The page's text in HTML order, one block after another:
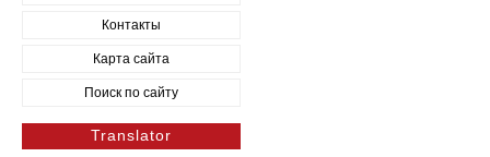
Контакты
Карта сайта
Поиск по сайту
Translator